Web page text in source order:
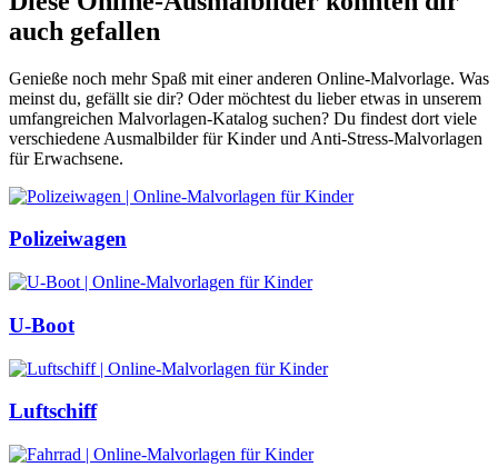
auch gefallen
Genieße noch mehr Spaß mit einer anderen Online-Malvorlage. Was
meinst du, gefällt sie dir? Oder möchtest du lieber etwas in unserem
umfangreichen Malvorlagen-Katalog suchen? Du findest dort viele
verschiedene Ausmalbilder für Kinder und Anti-Stress-Malvorlagen
für Erwachsene.
Polizeiwagen
U-Boot
Luftschiff